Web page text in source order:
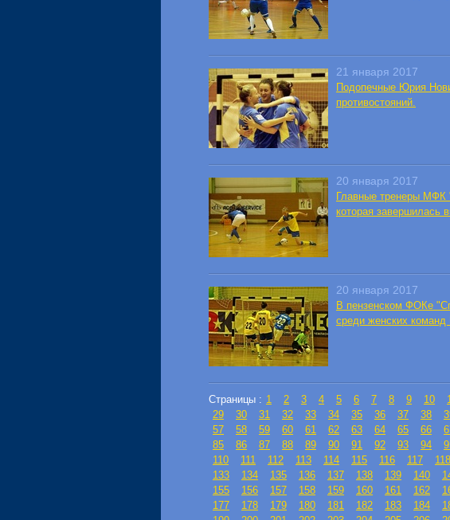
21 января 2017
Подопечные Юрия
противостояний.
20 января 2017
Главные тренеры МФК
которая завершилась
20 января 2017
В пензенском ФОКе
среди женских
Страницы : 1 2 3 4 5 6 7 8 9 10
29
30 31 32 33 34 35 36 37 38
57
58 59 60 61 62 63 64 65 66
85
86 87 88 89 90 91 92 93 94
110
111 112 113 114 115 116 117 118
133
134 135 136 137 138 139 140
155
156 157 158 159 160 161 162
177
178 179 180 181 182 183 184